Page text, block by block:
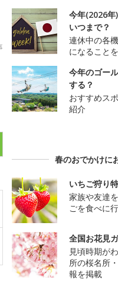
今年(2026年
いつまで？
連休中の各
になること
今年のゴー
する？
おすすめス
紹介
春のおでかけに
いちご狩り
家族や友達
ごを食べに
全国お花見
見頃時期が
所の桜名所
報を掲載